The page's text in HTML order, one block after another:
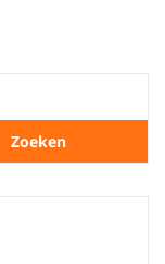
Zoeken